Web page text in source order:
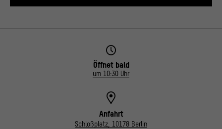
Öffnet bald
um 10:30 Uhr
Anfahrt
Schloßplatz, 10178 Berlin